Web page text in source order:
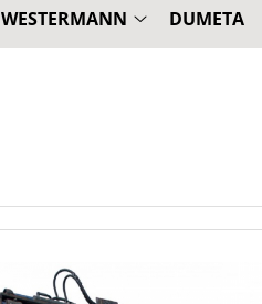
WESTERMANN DUMETA